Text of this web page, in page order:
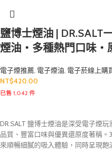
鹽博士煙油 | DR.SALT
煙油・多種熱門口味・
電子煙推薦, 電子煙油, 電子菸線上購
NT$420.00
已售 1,042 件
DR.SALT 鹽博士煙油是深受電子煙
品質、豐富口味與優異還原度著稱
來順暢細膩的吸入體驗，同時呈現飽